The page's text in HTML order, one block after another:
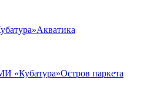
Акватика
Остров паркета